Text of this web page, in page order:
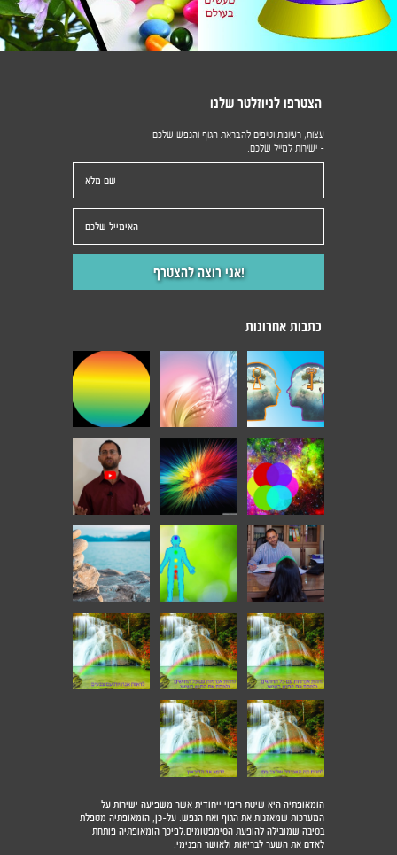
הומאופתיה היא שיטת ריפוי ייחודית אשר משפיעה ישירות על
המערכות שמאזנות את הגוף ואת הנפש. על-כן, הומאופתיה מטפלת
בסיבה שמובילה להופעת הסימפטומים.לפיכך הומאופתיה פותחת
לאדם את השער לבריאות ולאושר הפנימי.
כתבות אחרונות
הצטרפו לניוזלטר שלנו
עצות, רעיונות וטיפים להבראת הגוף והנפש שלכם
- ישירות למייל שלכם.